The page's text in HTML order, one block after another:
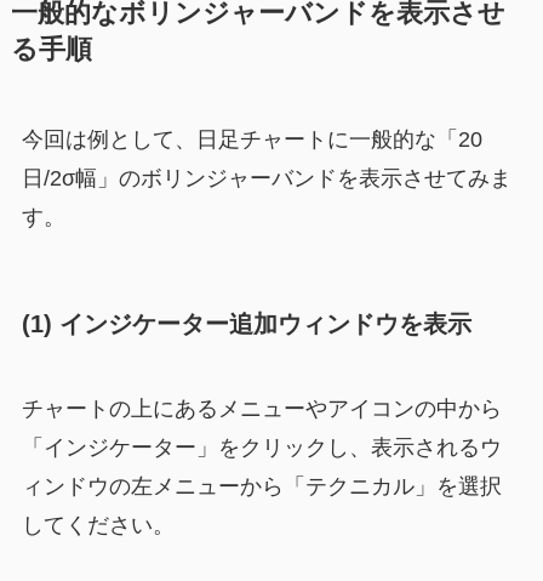
一般的なボリンジャーバンドを表示させ
る手順
今回は例として、日足チャートに一般的な「20
日/2σ幅」のボリンジャーバンドを表示させてみま
す。
(1) インジケーター追加ウィンドウを表示
チャートの上にあるメニューやアイコンの中から
「インジケーター」をクリックし、表示されるウ
ィンドウの左メニューから「テクニカル」を選択
してください。